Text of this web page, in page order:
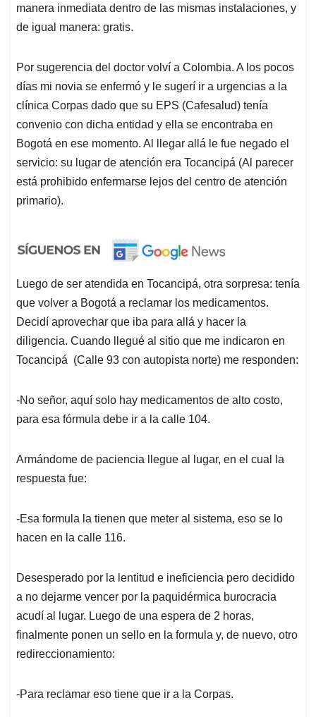
manera inmediata dentro de las mismas instalaciones, y
de igual manera: gratis.
Por sugerencia del doctor volví a Colombia. A los pocos
días mi novia se enfermó y le sugerí ir a urgencias a la
clínica Corpas dado que su EPS (Cafesalud) tenía
convenio con dicha entidad y ella se encontraba en
Bogotá en ese momento. Al llegar allá le fue negado el
servicio: su lugar de atención era Tocancipá (Al parecer
está prohibido enfermarse lejos del centro de atención
primario).
Luego de ser atendida en Tocancipá, otra sorpresa: tenía
que volver a Bogotá a reclamar los medicamentos.
Decidí aprovechar que iba para allá y hacer la
diligencia. Cuando llegué al sitio que me indicaron en
Tocancipá (Calle 93 con autopista norte) me responden:
-No señor, aquí solo hay medicamentos de alto costo,
para esa fórmula debe ir a la calle 104.
Armándome de paciencia llegue al lugar, en el cual la
respuesta fue:
-Esa formula la tienen que meter al sistema, eso se lo
hacen en la calle 116.
Desesperado por la lentitud e ineficiencia pero decidido
a no dejarme vencer por la paquidérmica burocracia
acudí al lugar. Luego de una espera de 2 horas,
finalmente ponen un sello en la formula y, de nuevo, otro
redireccionamiento:
-Para reclamar eso tiene que ir a la Corpas.